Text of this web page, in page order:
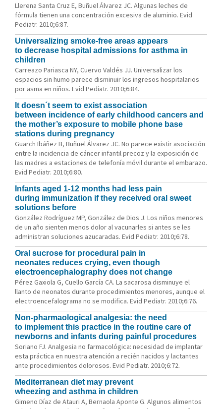
Llerena Santa Cruz E, Buñuel Álvarez JC. Algunas leches de
fórmula tienen una concentración excesiva de aluminio. Evid
Pediatr. 2010;6:87.
Universalizing smoke-free areas appears
to decrease hospital admissions for asthma in
children
Carreazo Pariasca NY, Cuervo Valdés JJ. Universalizar los
espacios sin humo parece disminuir los ingresos hospitalarios
por asma en niños. Evid Pediatr. 2010;6:84.
It doesn´t seem to exist association
between incidence of early childhood cancers and
the mother’s exposure to mobile phone base
stations during pregnancy
Guarch Ibáñez B, Buñuel Álvarez JC. No parece existir asociación
entre la incidencia de cáncer infantil precoz y la exposición de
las madres a estaciones de telefonía móvil durante el embarazo.
Evid Pediatr. 2010;6:80.
Infants aged 1-12 months had less pain
during immunization if they received oral sweet
solutions before
González Rodríguez MP, González de Dios J. Los niños menores
de un año sienten menos dolor al vacunarles si antes se les
administran soluciones azucaradas. Evid Pediatr. 2010;6:78.
Oral sucrose for procedural pain in
neonates reduces crying, even though
electroencephalography does not change
Pérez Gaxiola G, Cuello García CA. La sacarosa disminuye el
llanto de neonatos durante procedimientos menores, aunque el
electroencefalograma no se modifica. Evid Pediatr. 2010;6:76.
Non-pharmaological analgesia: the need
to implement this practice in the routine care of
newborns and infants during painful procedures
Soriano FJ. Analgesia no farmacológica: necesidad de implantar
esta práctica en nuestra atención a recién nacidos y lactantes
ante procedimientos dolorosos. Evid Pediatr. 2010;6:72.
Mediterranean diet may prevent
wheezing and asthma in children
Gimeno Díaz de Atauri A, Bernaola Aponte G. Algunos alimentos